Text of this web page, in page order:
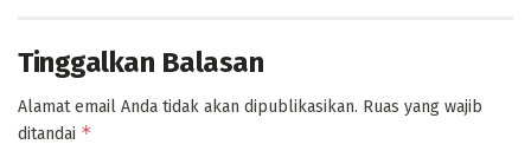
Tinggalkan Balasan
Alamat email Anda tidak akan dipublikasikan. Ruas yang wajib
ditandai *